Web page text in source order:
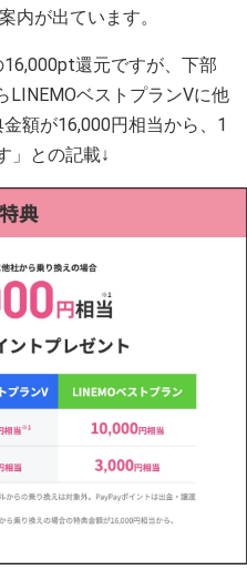
内が出ています。
還元ですが、下部
LINEMOベストプランVに他
額が16,000円相当から、1
」との記載↓